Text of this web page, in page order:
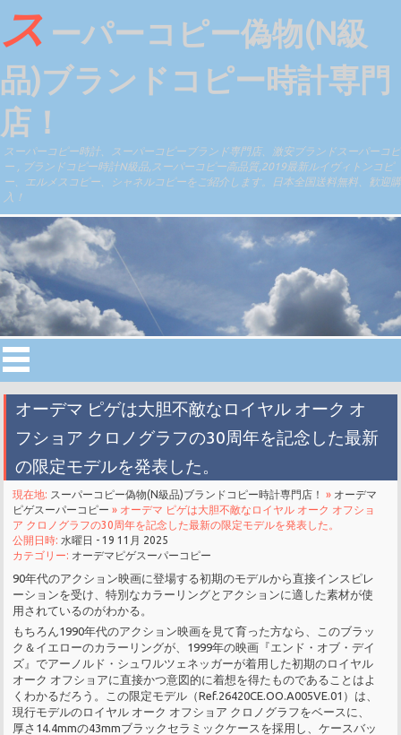
ス ーパーコピー偽物(N級
品)ブランドコピー時計専門
店！
スーパーコピー時計、スーパーコピーブランド専門店、激安ブランドスーパーコピ
ー , ブランドコピー時計N級品,スーパーコピー高品質,2019最新ルイヴィトンコピ
ー、エルメスコピー、シャネルコピーをご紹介します。日本全国送料無料、歓迎購
入！
オーデマ ピゲは大胆不敵なロイヤル オーク オ
フショア クロノグラフの30周年を記念した最新
の限定モデルを発表した。
現在地: スーパーコピー偽物(N級品)ブランドコピー時計専門店！ » オーデマ
ピゲスーパーコピー » オーデマ ピゲは大胆不敵なロイヤル オーク オフショ
ア クロノグラフの30周年を記念した最新の限定モデルを発表した。
公開日時:水曜日 - 19 11月 2025
カテゴリー: オーデマピゲスーパーコピー
90年代のアクション映画に登場する初期のモデルから直接インスピレ
ーションを受け、特別なカラーリングとアクションに適した素材が使
用されているのがわかる。
もちろん1990年代のアクション映画を見て育った方なら、このブラッ
ク＆イエローのカラーリングが、1999年の映画『エンド・オブ・デイ
ズ』でアーノルド・シュワルツェネッガーが着用した初期のロイヤル
オーク オフショアに直接かつ意図的に着想を得たものであることはよ
くわかるだろう。この限定モデル（Ref.26420CE.OO.A005VE.01）は、
現行モデルのロイヤル オーク オフショア クロノグラフをベースに、
厚さ14.4mmの43mmブラックセラミックケースを採用し、ケースバッ